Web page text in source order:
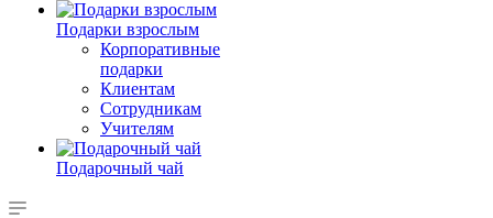
Подарки взрослым
Корпоративные
подарки
Клиентам
Сотрудникам
Учителям
Подарочный чай